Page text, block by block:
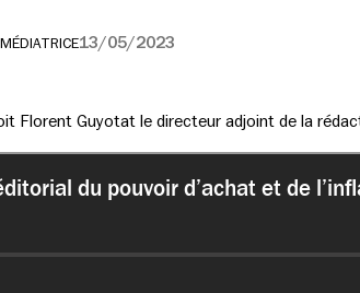
13/05/2023
Florent Guyotat le directeur adjoint de la